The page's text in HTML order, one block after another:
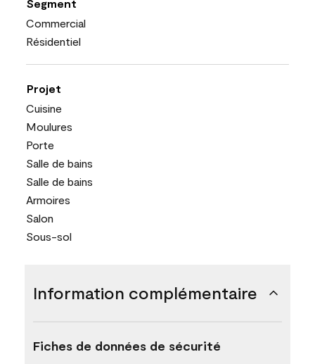
Segment
Commercial
Résidentiel
Projet
Cuisine
Moulures
Porte
Salle de bains
Salle de bains
Armoires
Salon
Sous-sol
Information complémentaire
Fiches de données de sécurité